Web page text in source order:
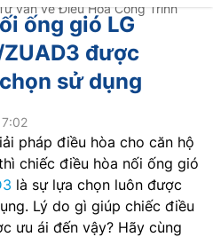
vấn về Điều Hòa Công Trình
ống gió LG
được
sử dụng
pháp điều hòa cho căn hộ
chiếc điều hòa nối ống gió
là sự lựa chọn luôn được
Lý do gì giúp chiếc điều
ưu ái đến vậy? Hãy cùng